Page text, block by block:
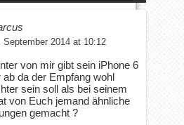
September 2014 at 10:12
von mir gibt sein iPhone 6
ab da der Empfang wohl
sein soll als bei seinem
von Euch jemand ähnliche
gemacht ?